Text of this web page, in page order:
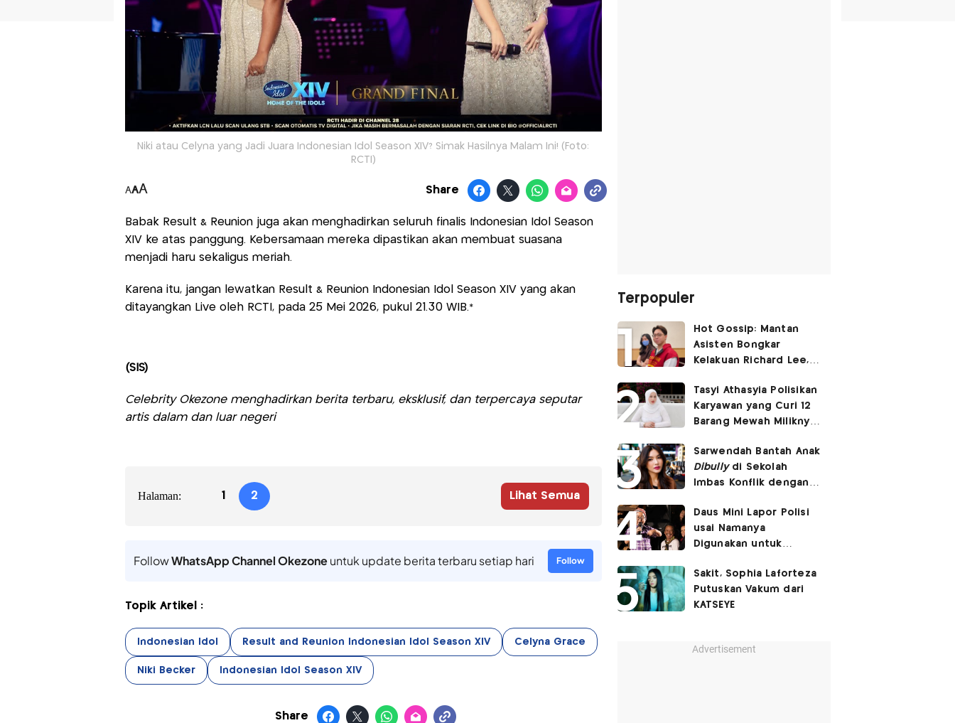
Niki atau Celyna yang Jadi Juara Indonesian Idol Season XIV? Simak Hasilnya Malam Ini! (Foto:
RCTI)
AAA Share
Babak Result & Reunion juga akan menghadirkan seluruh finalis Indonesian Idol Season
XIV ke atas panggung. Kebersamaan mereka dipastikan akan membuat suasana
menjadi haru sekaligus meriah.
Karena itu, jangan lewatkan Result & Reunion Indonesian Idol Season XIV yang akan
ditayangkan Live oleh RCTI, pada 25 Mei 2026, pukul 21.30 WIB.*
(SIS)
Celebrity Okezone menghadirkan berita terbaru, eksklusif, dan terpercaya seputar
artis dalam dan luar negeri
Halaman: 1 2 Lihat Semua
FollowWhatsApp Channel Okezoneuntuk update berita terbaru setiap hari Follow
Topik Artikel :
Indonesian Idol Result and Reunion Indonesian Idol Season XIV Celyna Grace
Niki Becker Indonesian Idol Season XIV
Share
Terpopuler
Hot Gossip: Mantan
Asisten Bongkar
Kelakuan Richard Lee,
Vicky Prasetyo
Tasyi Athasyia Polisikan
Karyawan yang Curi 12
Barang Mewah Miliknya
Sarwendah Bantah Anak
Dibullydi Sekolah
Imbas Konflik dengan
Daus Mini Lapor Polisi
usai Namanya
Digunakan untuk
SARA
Sakit, Sophia Laforteza
Putuskan Vakum dari
KATSEYE
Advertisement